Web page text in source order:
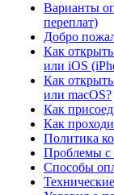
Варианты
переплат)
Добро
Как
или iOS
Как
или macOS?
Как
Как
Политика
Проблемы с
Способы